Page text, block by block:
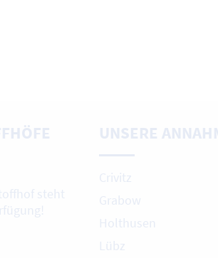
steht
UNSERE
Crivitz
Grabow
Holthusen
Lübz